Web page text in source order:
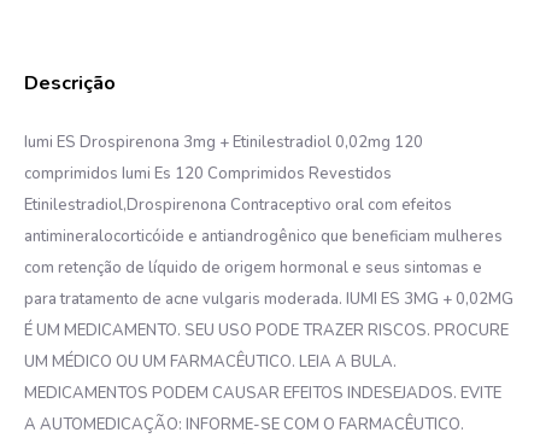
Iumi ES Drospirenona 3mg + Etinilestradiol 0,02mg 120
comprimidos Iumi Es 120 Comprimidos Revestidos
Etinilestradiol,Drospirenona Contraceptivo oral com efeitos
antimineralocorticóide e antiandrogênico que beneficiam mulheres
com retenção de líquido de origem hormonal e seus sintomas e
para tratamento de acne vulgaris moderada. IUMI ES 3MG + 0,02MG
É UM MEDICAMENTO. SEU USO PODE TRAZER RISCOS. PROCURE
UM MÉDICO OU UM FARMACÊUTICO. LEIA A BULA.
MEDICAMENTOS PODEM CAUSAR EFEITOS INDESEJADOS. EVITE
A AUTOMEDICAÇÃO: INFORME-SE COM O FARMACÊUTICO.